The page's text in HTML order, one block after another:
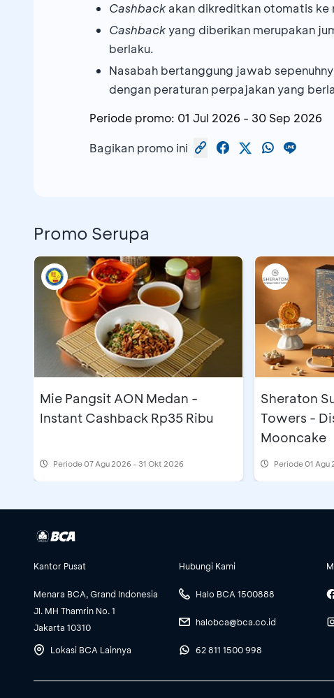
Cashback akan dikreditkan otomatis ke
Cashbackyang diberikan merupakan
berlaku.
Nasabah bertanggung jawab
dengan peraturan perpajakan yang
Periode promo: 01 Jul 2026 - 30 Sep 2026
Bagikan promo ini
Promo Serupa
Mie Pangsit AON Medan -
Instant Cashback Rp35 Ribu
Periode07 Agu 2026 - 31 Okt 2026
Sheraton
Towers -
Mooncake
Periode01 Agu
Kantor Pusat
Menara BCA, Grand Indonesia
Jl. MH Thamrin No. 1
Jakarta 10310
Lokasi BCA Lainnya
Hubungi Kami
Halo BCA 1500888
halobca@bca.co.id
62 811 1500 998